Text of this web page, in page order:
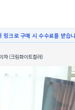
링크로 구매 시 수수료를 받습
자 (크림화이트컬러)